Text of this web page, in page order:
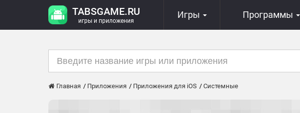
TABSGAME.RU
игры и приложения
Игры Программы
Главная Приложения Приложения для iOS Системные